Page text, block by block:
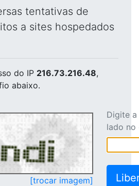
tentativas de
a sites hospedados
do IP 216.73.216.48,
abaixo.
[trocar imagem]
Digite
lado no